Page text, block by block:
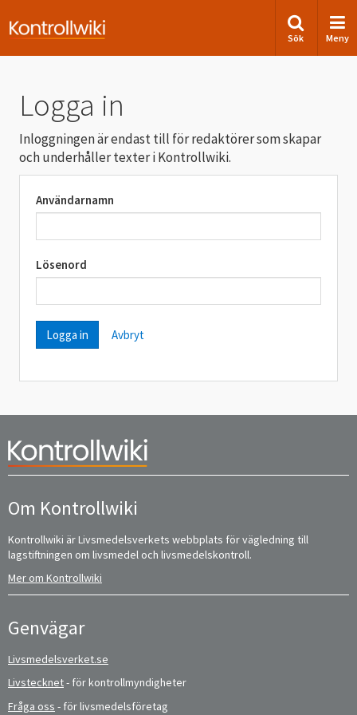
Sök Meny
Logga in
Inloggningen är endast till för redaktörer som skapar
och underhåller texter i Kontrollwiki.
Användarnamn
Lösenord
Avbryt
Om Kontrollwiki
Kontrollwiki är Livsmedelsverkets webbplats för vägledning till
lagstiftningen om livsmedel och livsmedelskontroll.
Mer om Kontrollwiki
Genvägar
Livsmedelsverket.se
Livstecknet- för kontrollmyndigheter
Fråga oss - för livsmedelsföretag